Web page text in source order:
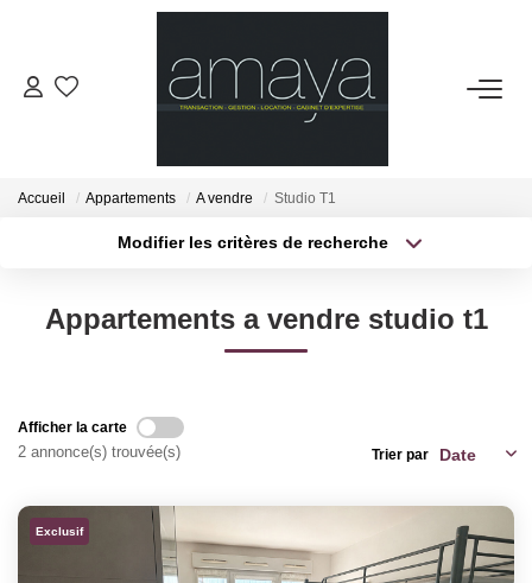
ACHETER
Biens Vendus
LOUER
GESTION
Notre Expertise
Accueil Appartements A vendre Studio T1
Modifier les critères de recherche
Type de bien
Appartements a vendre studio t1
Afficher la carte
2 annonce(s) trouvée(s) Trier par
Exclusif